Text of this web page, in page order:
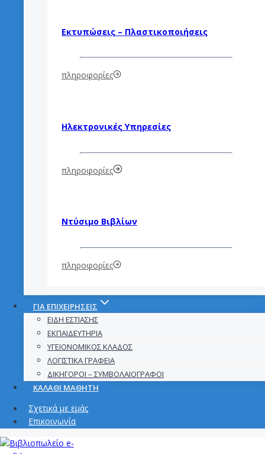
Εκτυπώσεις – Πλαστικοποιήσεις
πληροφορίες
Ηλεκτρονικές Υπηρεσίες
πληροφορίες
Ντύσιμο Βιβλίων
πληροφορίες
ΓΙΑ ΕΠΙΧΕΙΡΉΣΕΙΣ
ΕΊΔΗ ΕΣΤΊΑΣΗΣ
ΕΚΠΑΙΔΕΥΤΉΡΙΑ
ΥΓΕΙΟΝΟΜΙΚΌΣ ΚΛΆΔΟΣ
ΛΟΓΙΣΤΙΚΆ ΓΡΑΦΕΊΑ
ΔΙΚΗΓΌΡΟΙ – ΣΥΜΒΟΛΑΙΟΓΡΆΦΟΙ
ΚΑΛΑΘΙ ΜΑΘΗΤΗ
Σχετικά με εμάς
Επικοινωνία